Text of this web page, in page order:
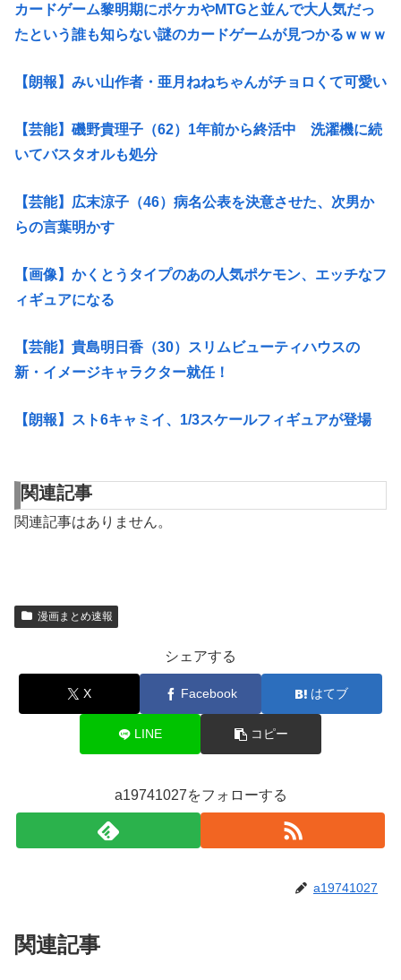
カードゲーム黎明期にポケカやMTGと並んで大人気だっ
たという誰も知らない謎のカードゲームが見つかるｗｗｗ
【朗報】みい山作者・亜月ねねちゃんがチョロくて可愛い
【芸能】磯野貴理子（62）1年前から終活中 洗濯機に続
いてバスタオルも処分
【芸能】広末涼子（46）病名公表を決意させた、次男か
らの言葉明かす
【画像】かくとうタイプのあの人気ポケモン、エッチなフ
ィギュアになる
【芸能】貴島明日香（30）スリムビューティハウスの
新・イメージキャラクター就任！
【朗報】スト6キャミイ、1/3スケールフィギュアが登場
関連記事
関連記事はありません。
漫画まとめ速報
シェアする
X Facebook はてブ
LINE コピー
a19741027をフォローする
a19741027
関連記事